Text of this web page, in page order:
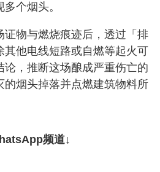
个烟头。
证物与燃烧痕迹后，透过「排
其他电线短路或自燃等起火可
论，推断这场酿成严重伤亡的
的烟头掉落并点燃建筑物料所
频道↓